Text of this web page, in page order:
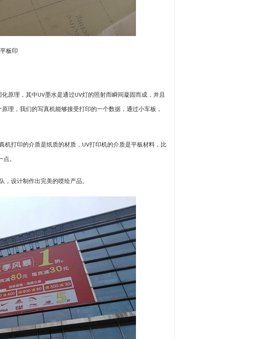
板印
化原理，其中UV墨水是通过UV灯的照射而瞬间凝固而成，并且
理，我们的写真机能够接受打印的一个数据，通过小车板，
机打印的介质是纸质的材质， UV打印机的介质是平板材料，比
。
，设计制作出完美的喷绘产品。